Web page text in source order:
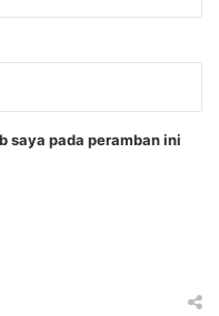
saya pada peramban ini